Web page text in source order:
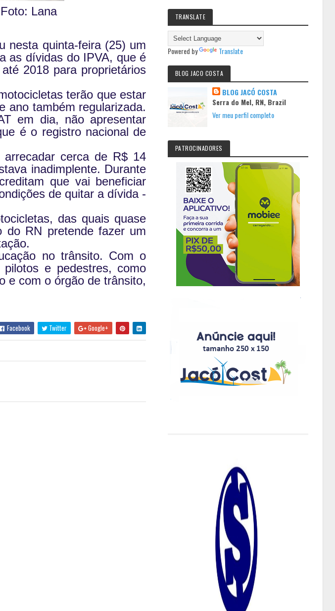
Lana
nesta quinta-feira (25) um
as dívidas do IPVA, que é
2018 para proprietários
terão que estar
ano também regularizada.
em dia, não apresentar
é o registro nacional de
cerca de R$ 14
inadimplente. Durante
que vai beneficiar
de quitar a dívida -
das quais quase
do RN pretende fazer um
no trânsito. Com o
e pedestres, como
e com o órgão de trânsito,
Facebook Twitter Google+
TRANSLATE
Powered by Translate
BLOG JACO COSTA
BLOG JACÓ COSTA
Serra do Mel, RN, Brazil
Ver meu perfil completo
PATROCINADORES